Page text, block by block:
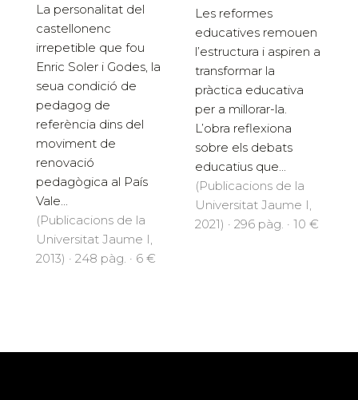
La personalitat del
castellonenc
irrepetible que fou
Enric Soler i Godes, la
seua condició de
pedagog de
referència dins del
moviment de
renovació
pedagògica al País
Vale...
(Publicacions de la
Universitat Jaume I,
2013) · 248 pàg. · 6 €
Les reformes
educatives remouen
l’estructura i aspiren a
transformar la
pràctica educativa
per a millorar-la.
L’obra reflexiona
sobre els debats
educatius que...
(Publicacions de la
Universitat Jaume I,
2021) · 296 pàg. · 10 €